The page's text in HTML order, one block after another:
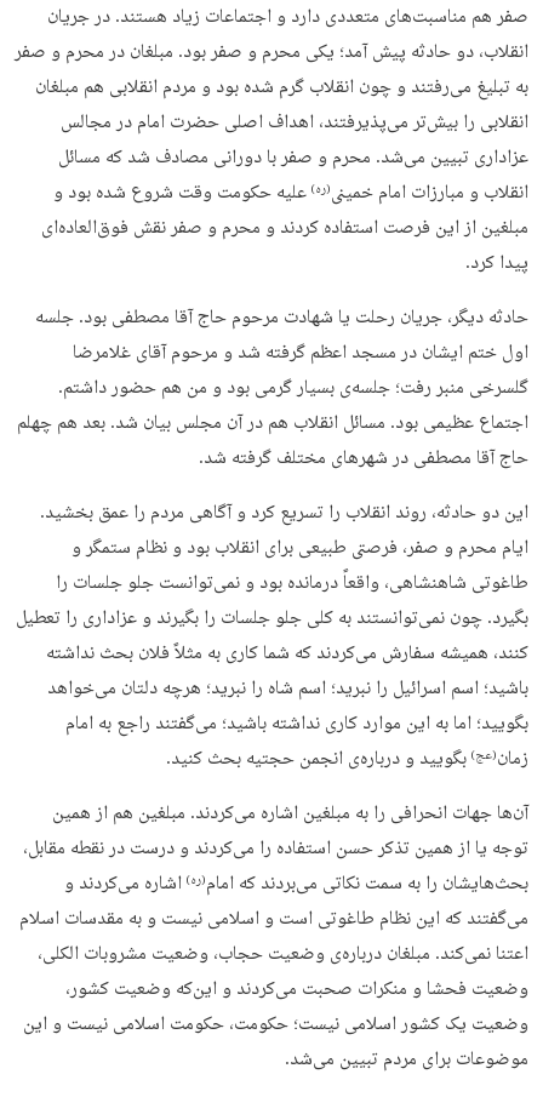
صفر هم مناسبت‌های متعددی دارد و اجتماعات زیاد هستند. در جریان
انقلاب، دو حادثه پیش آمد؛ یکی محرم و صفر بود. مبلغان در محرم و صفر
به تبلیغ می‌رفتند و چون انقلاب گرم شده بود و مردم انقلابی هم مبلغان
انقلابی را بیش‌تر می‌پذیرفتند، اهداف اصلی حضرت امام در مجالس
عزاداری تبیین می‌شد. محرم و صفر با دورانی مصادف شد که مسائل
انقلاب و مبارزات امام خمینی(ره) علیه حکومت وقت شروع شده بود و
مبلغین از این فرصت استفاده کردند و محرم و صفر نقش فوق‌العاده‌ای
پیدا کرد.
حادثه دیگر، جریان رحلت یا شهادت مرحوم حاج آقا مصطفی بود. جلسه
اول ختم ایشان در مسجد اعظم گرفته شد و مرحوم آقای غلامرضا
گلسرخی منبر رفت؛ جلسه‌ی بسیار گرمی بود و من هم حضور داشتم.
اجتماع عظیمی بود. مسائل انقلاب هم در آن مجلس بیان شد. بعد هم چهلم
حاج آقا مصطفی در شهرهای مختلف گرفته شد.
این دو حادثه، روند انقلاب را تسریع کرد و آگاهی مردم را عمق بخشید.
ایام محرم و صفر،‌ فرصتی طبیعی برای انقلاب بود و نظام ستمگر و
طاغوتی شاهنشاهی، واقعاً درمانده بود و نمی‌توانست جلو جلسات را
بگیرد. چون نمی‌توانستند به کلی جلو جلسات را بگیرند و عزاداری را تعطیل
کنند، همیشه سفارش می‌کردند که شما کاری به مثلاً فلان بحث نداشته
باشید؛ اسم اسرائیل را نبرید؛ اسم شاه را نبرید؛ هرچه دلتان می‌خواهد
بگویید؛ اما به این موارد کاری نداشته باشید؛ می‌گفتند راجع به امام
زمان(عج) بگویید و درباره‌ی انجمن حجتیه بحث کنید.
آن‌ها جهات انحرافی را به مبلغین اشاره می‌کردند. مبلغین هم از همین
توجه یا از همین تذکر حسن استفاده را می‌کردند و درست در نقطه مقابل،
بحث‌هایشان را به سمت نکاتی می‌بردند که امام(ره) اشاره می‌کردند و
می‌گفتند که این نظام طاغوتی است و اسلامی نیست و به مقدسات اسلام
اعتنا نمی‌کند. مبلغان درباره‌ی وضعیت حجاب، وضعیت مشروبات الکلی،
وضعیت فحشا و منکرات صحبت می‌کردند و این‌که وضعیت کشور،
وضعیت یک کشور اسلامی نیست؛ حکومت، حکومت اسلامی نیست و این
موضوعات برای مردم تبیین می‌شد.